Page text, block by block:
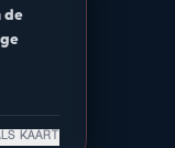
de
KAART